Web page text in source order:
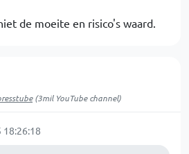
de moeite en risico's waard.
(3mil YouTube channel)
18:26:18